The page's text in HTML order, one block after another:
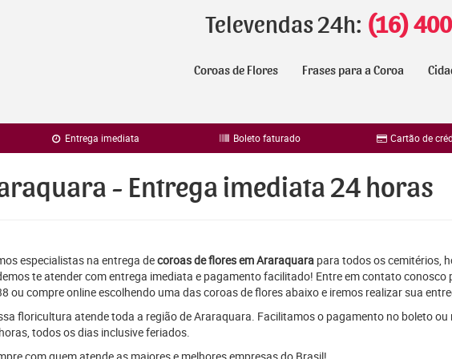
Televendas 24h: (16)
Coroas de Flores Frases para a Coroa
Entrega imediata Boleto faturado Cartão de
- Entrega imediata 24 horas
especialistas na entrega decoroas de flores em Araraquara para todos os cemitérios,
te atender com entrega imediata e pagamento facilitado! Entre em contato conosco
ou compre online escolhendo uma das coroas de flores abaixo e iremos realizar sua
floricultura atende toda a região de Araraquara. Facilitamos o pagamento no boleto
todos os dias inclusive feriados.